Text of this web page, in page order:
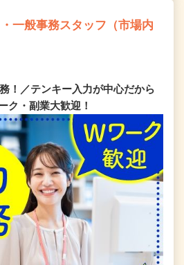
一般事務スタッフ（市場内
！／テンキー入力が中心だから
ク・副業大歓迎！